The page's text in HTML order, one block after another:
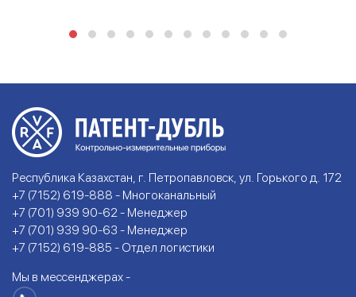
Республика Казахстан, г. Петропавловск, ул. Горького д. 172
+7 (7152) 619-888 - Многоканальный
+7 (701) 939 90-62 - Менеджер
+7 (701) 939 90-63 - Менеджер
+7 (7152) 619-885 - Отдел логистики
Мы в мессенджерах -